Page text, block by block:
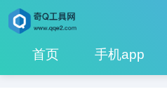
首页 手机app